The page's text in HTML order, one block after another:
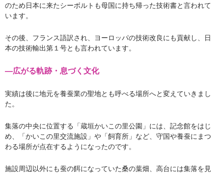
のため日本に来たシーボルトも母国に持ち帰った技術書と言われて
います。
その後、フランス語訳され、ヨーロッパの技術改良にも貢献し、日
本の技術輸出第１号とも言われています。
―広がる軌跡・息づく文化
実績は後に地元を養蚕業の聖地とも呼べる場所へと変えていきまし
た。
集落の中央に位置する「蔵垣かいこの里公園」には、記念館をはじ
め、「かいこの里交流施設」や「飼育所」など、守国や養蚕にまつ
わる場所が点在するようになったのです。
施設周辺以外にも蚕の餌になっていた桑の葉畑、高台には集落を見